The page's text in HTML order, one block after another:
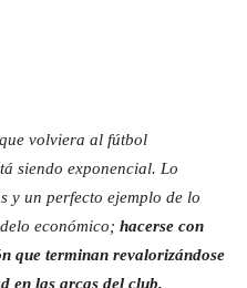
volviera al fútbol
siendo exponencial. Lo
y un perfecto ejemplo de lo
económico; hacerse con
que terminan revalorizándose
en las arcas del club.